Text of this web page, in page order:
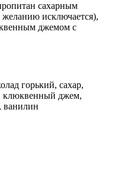
сахарным
исключается),
джемом с
горький, сахар,
клюквенный джем,
ванилин